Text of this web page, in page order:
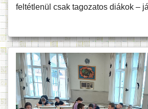
feltétlenül csak tagozatos diákok –